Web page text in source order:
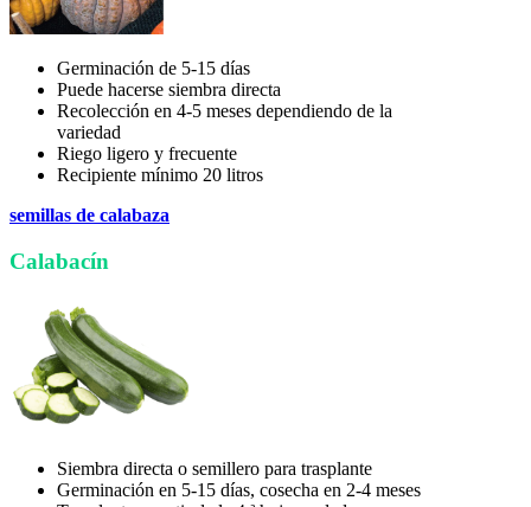
Germinación de 5-15 días
Puede hacerse siembra directa
Recolección en 4-5 meses dependiendo de la
variedad
Riego ligero y frecuente
Recipiente mínimo 20 litros
semillas de calabaza
Calabacín
Siembra directa o semillero para trasplante
Germinación en 5-15 días, cosecha en 2-4 meses